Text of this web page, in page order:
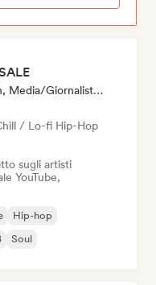
Canale Youtube/Twitch, Media/Giornalista, Social Media Influencer
/ Lo-fi Hip-Hop
sugli artisti
YouTube,
Hip-hop
Soul